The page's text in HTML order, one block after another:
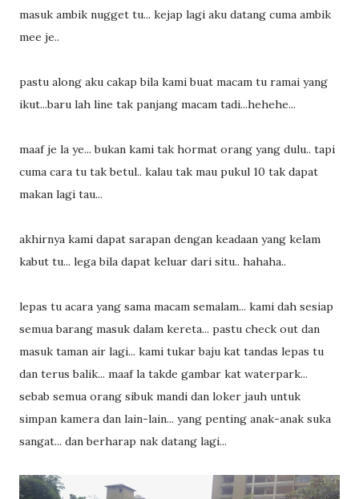
masuk ambik nugget tu... kejap lagi aku datang cuma ambik
mee je..
pastu along aku cakap bila kami buat macam tu ramai yang
ikut...baru lah line tak panjang macam tadi...hehehe...
maaf je la ye... bukan kami tak hormat orang yang dulu.. tapi
cuma cara tu tak betul.. kalau tak mau pukul 10 tak dapat
makan lagi tau...
akhirnya kami dapat sarapan dengan keadaan yang kelam
kabut tu... lega bila dapat keluar dari situ.. hahaha..
lepas tu acara yang sama macam semalam... kami dah sesiap
semua barang masuk dalam kereta... pastu check out dan
masuk taman air lagi... kami tukar baju kat tandas lepas tu
dan terus balik... maaf la takde gambar kat waterpark...
sebab semua orang sibuk mandi dan loker jauh untuk
simpan kamera dan lain-lain... yang penting anak-anak suka
sangat... dan berharap nak datang lagi...